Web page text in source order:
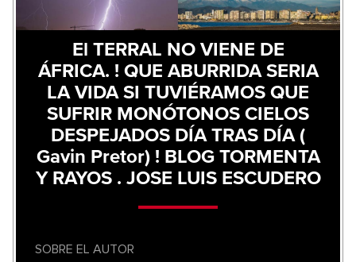
El TERRAL NO VIENE DE
ÁFRICA. ! QUE ABURRIDA SERIA
LA VIDA SI TUVIÉRAMOS QUE
SUFRIR MONÓTONOS CIELOS
DESPEJADOS DÍA TRAS DÍA (
Gavin Pretor) ! BLOG TORMENTA
Y RAYOS . JOSE LUIS ESCUDERO
SOBRE EL AUTOR